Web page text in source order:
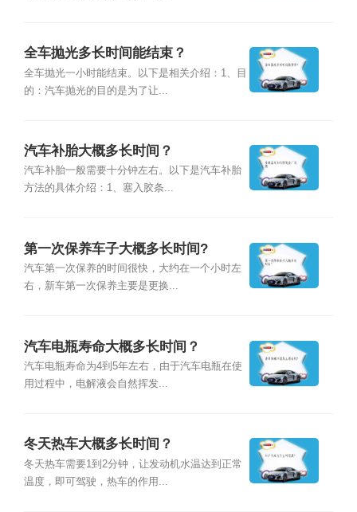
全车抛光多长时间能结束？
全车抛光一小时能结束。以下是相关介绍：1、目
的：汽车抛光的目的是为了让...
汽车补胎大概多长时间？
汽车补胎一般需要十分钟左右。以下是汽车补胎
方法的具体介绍：1、塞入胶条...
第一次保养车子大概多长时间?
汽车第一次保养的时间很快，大约在一个小时左
右，新车第一次保养主要是更换...
汽车电瓶寿命大概多长时间？
汽车电瓶寿命为4到5年左右，由于汽车电瓶在使
用过程中，电解液会自然挥发...
冬天热车大概多长时间？
冬天热车需要1到2分钟，让发动机水温达到正常
温度，即可驾驶，热车的作用...